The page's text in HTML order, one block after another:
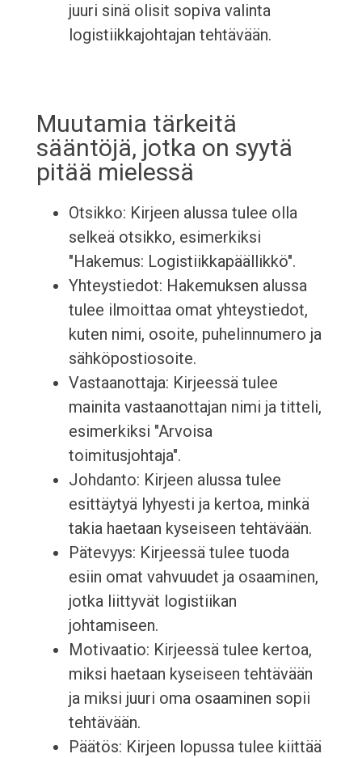
juuri sinä olisit sopiva valinta
logistiikkajohtajan tehtävään.
Muutamia tärkeitä
sääntöjä, jotka on syytä
pitää mielessä
Otsikko: Kirjeen alussa tulee olla
selkeä otsikko, esimerkiksi
"Hakemus: Logistiikkapäällikkö".
Yhteystiedot: Hakemuksen alussa
tulee ilmoittaa omat yhteystiedot,
kuten nimi, osoite, puhelinnumero ja
sähköpostiosoite.
Vastaanottaja: Kirjeessä tulee
mainita vastaanottajan nimi ja titteli,
esimerkiksi "Arvoisa
toimitusjohtaja".
Johdanto: Kirjeen alussa tulee
esittäytyä lyhyesti ja kertoa, minkä
takia haetaan kyseiseen tehtävään.
Pätevyys: Kirjeessä tulee tuoda
esiin omat vahvuudet ja osaaminen,
jotka liittyvät logistiikan
johtamiseen.
Motivaatio: Kirjeessä tulee kertoa,
miksi haetaan kyseiseen tehtävään
ja miksi juuri oma osaaminen sopii
tehtävään.
Päätös: Kirjeen lopussa tulee kiittää